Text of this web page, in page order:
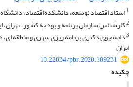
1استاد اقتصاد توسعه، دانشکده اقتصاد، دانشگاه
2کارشناس سازمان برنامه و بودجه کشور، تهران،
3دانشجوی دکتری برنامه ریزی شهری و منطقه ای،
ایران
10.22034/pbr.2020.109231
چکیده